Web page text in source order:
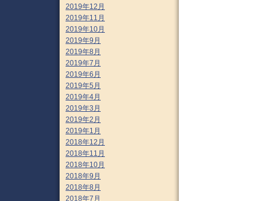
2019年12月
2019年11月
2019年10月
2019年9月
2019年8月
2019年7月
2019年6月
2019年5月
2019年4月
2019年3月
2019年2月
2019年1月
2018年12月
2018年11月
2018年10月
2018年9月
2018年8月
2018年7月